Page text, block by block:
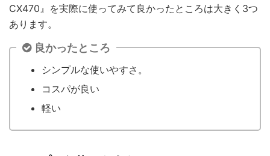
CX470』を実際に使ってみて良かったところは大きく3つ
あります。
良かったところ
シンプルな使いやすさ。
コスパが良い
軽い